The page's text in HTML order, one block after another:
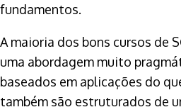
fundamentos.
A maioria dos bons cursos de
uma abordagem muito
baseados em aplicações do
também são estruturados de